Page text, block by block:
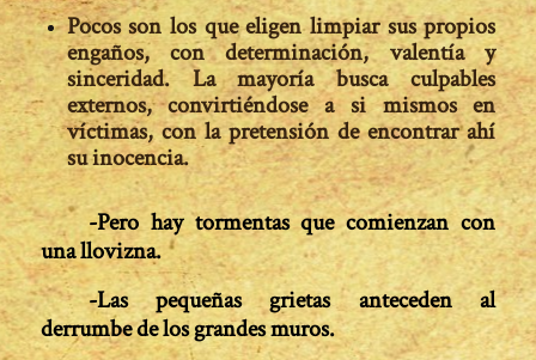
Pocos son los queeligen limpiar sus propios
engaños, con determinación, valentía y
sinceridad. La mayoría busca culpables
externos, convirtiéndose a si mismos en
víctimas, con la pretensión de encontrar ahí
su inocencia.
-Pero hay tormentas que comienzan con
una llovizna.
-Las pequeñas grietas anteceden al
derrumbe de los grandes muros.